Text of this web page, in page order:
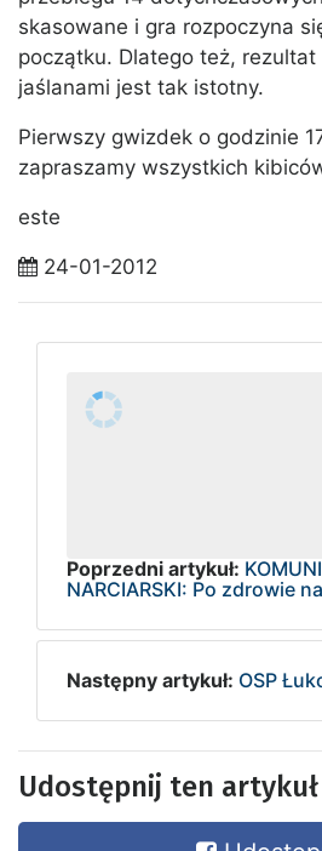
skasowane i gra rozpoczyna
początku. Dlatego też,
jaślanami jest tak istotny.
Pierwszy gwizdek o godzinie
zapraszamy wszystkich
este
24-01-2012
Poprzedni artykuł:
NARCIARSKI: Po zdrowie
Następny artykuł: OSP
Udostępnij ten